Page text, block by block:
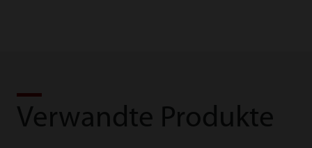
Verwandte Produkte